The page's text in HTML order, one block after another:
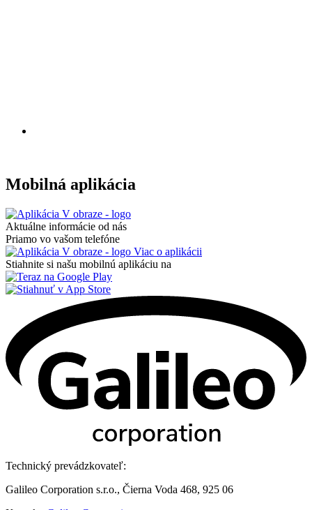
Mobilná aplikácia
Aktuálne informácie od nás
Priamo vo vašom telefóne
Viac o aplikácii
Stiahnite si našu mobilnú aplikáciu na
Technický prevádzkovateľ:
Galileo Corporation s.r.o., Čierna Voda 468, 925 06